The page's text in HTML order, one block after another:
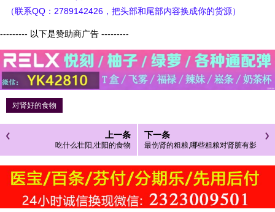
（联系QQ：2789142426，把头部和尾部内容换成你的货源）
--------- 以下是赞助商广告 ---------
对肾好的食物
上一条
吃什么壮阳,壮阳的食物
下一条
最伤肾的粗粮,哪些粗粮对肾脏有影
响